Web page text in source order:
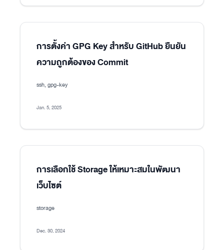
การตั้งค่า GPG Key สำหรับ GitHub ยืนยัน
ความถูกต้องของ Commit
ssh, gpg-key
Jan. 5, 2025
การเลือกใช้ Storage ให้เหมาะสมในพัฒนา
เว็บไซต์
storage
Dec. 30, 2024